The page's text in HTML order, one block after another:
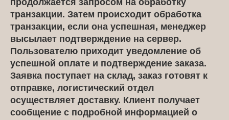
продолжается запросом на обработку
транзакции. Затем происходит обработка
транзакции, если она успешная, менеджер
высылает подтверждение на сервер.
Пользователю приходит уведомление об
успешной оплате и подтверждение заказа.
Заявка поступает на склад, заказ готовят к
отправке, логистический отдел
осуществляет доставку. Клиент получает
сообщение с подробной информацией о